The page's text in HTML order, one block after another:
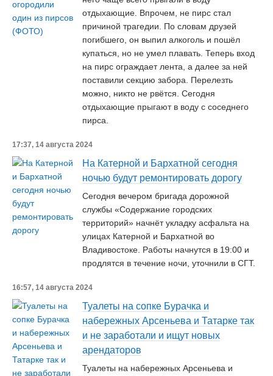
отдыхающие. Впрочем, не пирс стал
причиной трагедии. По словам друзей
погибшего, он выпил алкоголь и пошёл
купаться, но не умел плавать. Теперь вход
на пирс ограждает лента, а далее за ней
поставили секцию забора. Перелезть
можно, никто не рвётся. Сегодня
отдыхающие прыгают в воду с соседнего
пирса.
17:37, 14 августа 2024
На Катерной и Бархатной сегодня
ночью будут ремонтировать дорогу
Сегодня вечером бригада дорожной
службы «Содержание городских
территорий» начнёт укладку асфальта на
улицах Катерной и Бархатной во
Владивостоке. Работы начнутся в 19:00 и
продлятся в течение ночи, уточнили в СГТ.
16:57, 14 августа 2024
Туалеты на сопке Бурачка и
набережных Арсеньева и Татарке так
и не заработали и ищут новых
арендаторов
Туалеты на набережных Арсеньева и